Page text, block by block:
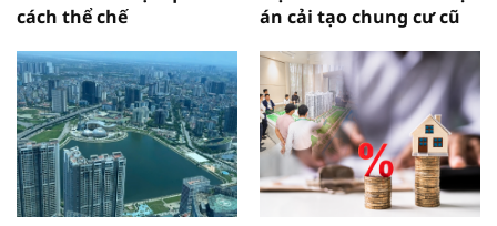
cách thể chế
án cải tạo chung cư cũ